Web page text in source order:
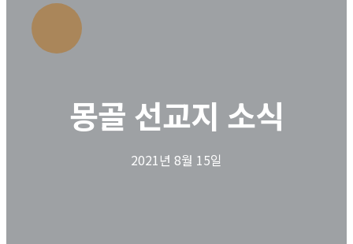
몽골 선교지 소식
2021년 8월 15일